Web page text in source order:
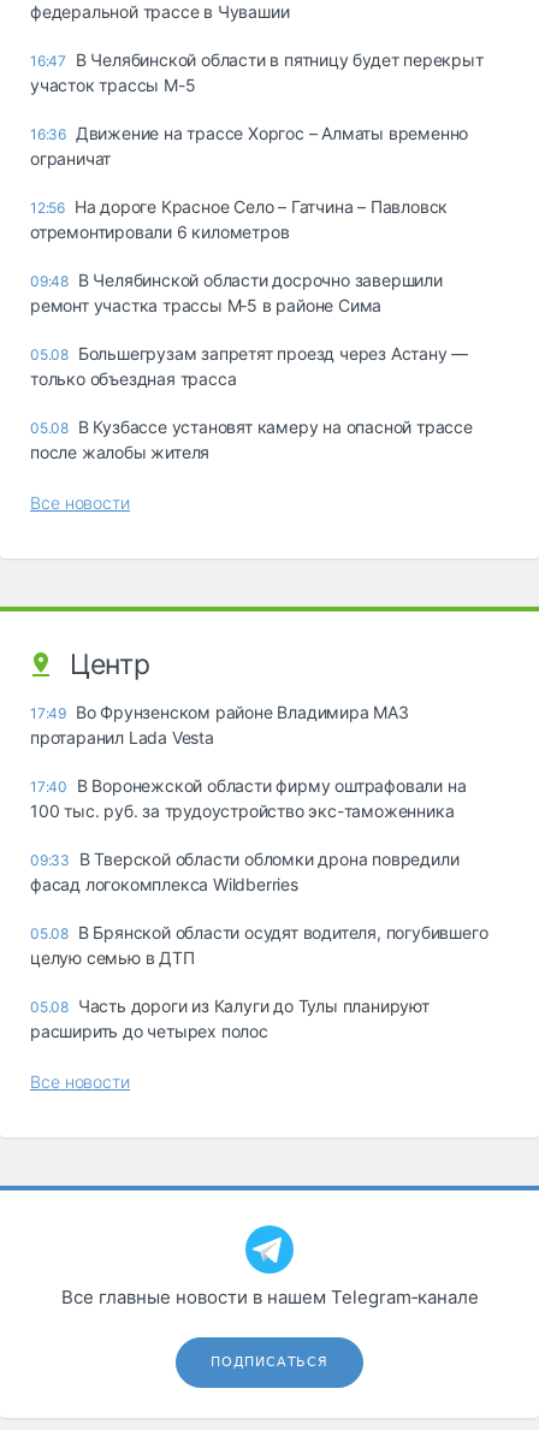
федеральной трассе в Чувашии
16:47
В Челябинской области в пятницу будет перекрыт
участок трассы М-5
16:36 Движение на трассе Хоргос – Алматы временно
ограничат
12:56 На дороге Красное Село – Гатчина – Павловск
отремонтировали 6 километров
09:48 В Челябинской области досрочно завершили
ремонт участка трассы М‑5 в районе Сима
05.08 Большегрузам запретят проезд через Астану —
только объездная трасса
05.08 В Кузбассе установят камеру на опасной трассе
после жалобы жителя
Все новости
Центр
17:49 Во Фрунзенском районе Владимира МАЗ
протаранил Lada Vesta
17:40
В Воронежской области фирму оштрафовали на
100 тыс. руб. за трудоустройство экс-таможенника
09:33
В Тверской области обломки дрона повредили
фасад логокомплекса Wildberries
05.08 В Брянской области осудят водителя, погубившего
целую семью в ДТП
05.08 Часть дороги из Калуги до Тулы планируют
расширить до четырех полос
Все новости
Все главные новости в нашем Telegram‑канале
ПОДПИСАТЬСЯ